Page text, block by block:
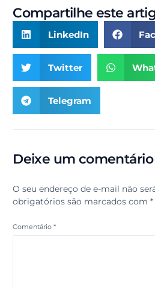
Compartilhe este
LinkedIn
Twitter
Telegram
Deixe um comentário
O seu endereço de e-mail não
obrigatórios são marcados com*
Comentário*